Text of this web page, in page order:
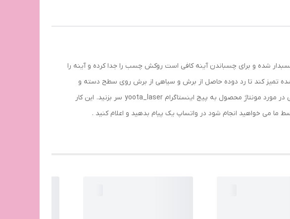
شده و برای چسباندن آینه کافی است روکش چسب را جدا کرده و آینه را
تمیز کند تا رد دوده حاصل از برش و سیاهی از برش روی سطح دسته و
پشت دسته تمیز و درخشنده شود. خود مشتری یا گیفت کارها، کارهای مونتاژ را انجام می دهند. برای راهنمایی در مورد مونتاژ محصول به پیج اینستاگرام yoota_laser سر بزنید. این کار
می خواهید انجام شود در واتساپ یک پیام بدهید و اعلام کنید .